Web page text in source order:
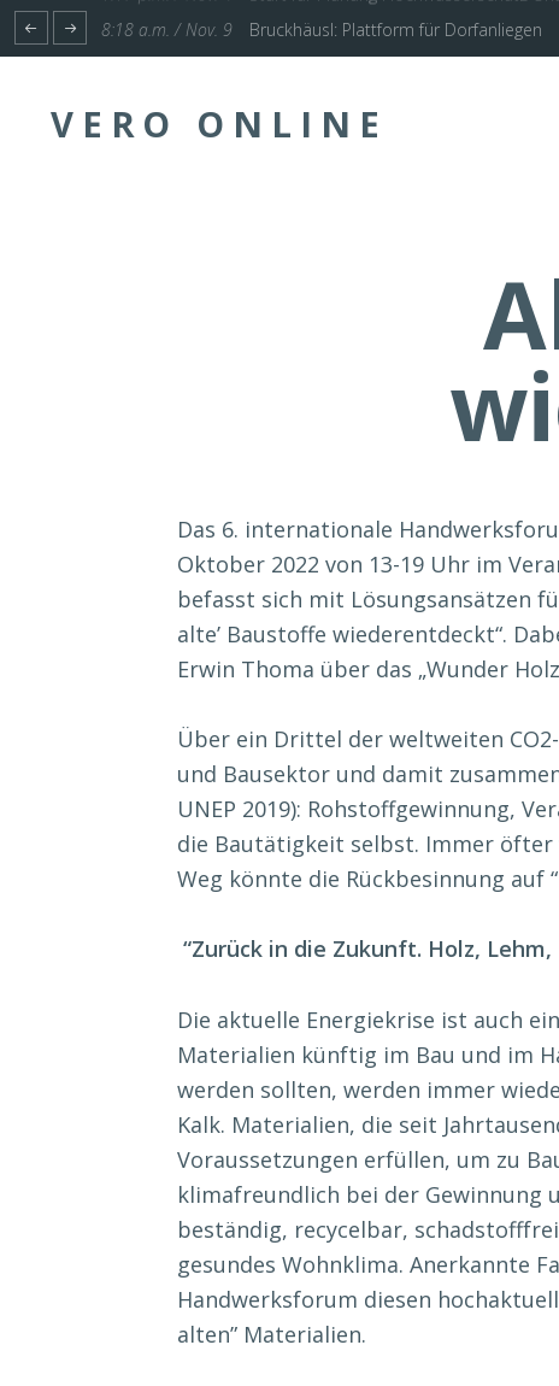
1:17 p.m. / Nov. 4 Start für Planung Hochwasserschutz
VERO ONLINE
Das 6. internationale
Oktober 2022 von 13-19 Uhr im
befasst sich mit Lösungsansätzen
alte’ Baustoffe wiederentdeckt“.
Erwin Thoma über das „Wunder
Über ein Drittel der weltweiten
und Bausektor und damit
UNEP 2019): Rohstoffgewinnung,
die Bautätigkeit selbst. Immer
Weg könnte die Rückbesinnung auf
“Zurück in die Zukunft. Holz, Lehm,
Die aktuelle Energiekrise ist auch
Materialien künftig im Bau und im
werden sollten, werden immer
Kalk. Materialien, die seit
Voraussetzungen erfüllen, um zu
klimafreundlich bei der Gewinnung
beständig, recycelbar,
gesundes Wohnklima. Anerkannte
Handwerksforum diesen
alten” Materialien.